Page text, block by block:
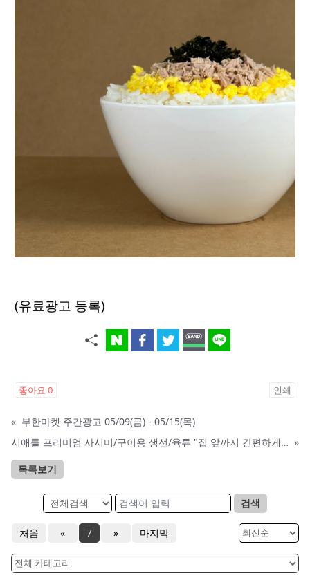
(유료광고 등록)
좋아요 0 인쇄
« 부한마켓 주간광고 05/09(금) - 05/15(목)
시애틀 프리미엄 사시미/구이용 생선/육류 "집 앞까지 간편하게" – 영오션닷컴 »
목록보기
검색
처음 « 7 » 마지막